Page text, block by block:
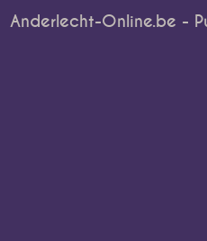
Anderlecht-Online.be -